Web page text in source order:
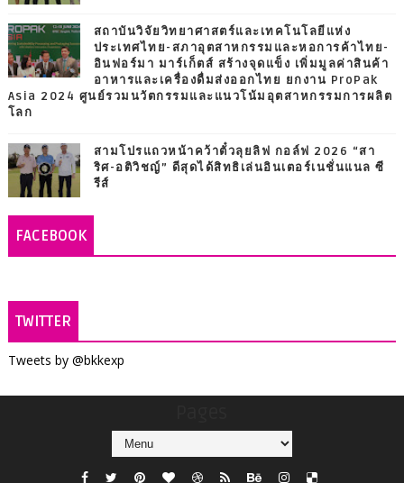
สถาบันวิจัยวิทยาศาสตร์และเทคโนโลยีแห่ง
ประเทศไทย-สภาอุตสาหกรรมและหอการค้าไทย-
อินฟอร์มา มาร์เก็ตส์ สร้างจุดแข็ง เพิ่มมูลค่าสินค้า
อาหารและเครื่องดื่มส่งออกไทย ยกงาน ProPak
Asia 2024 ศูนย์รวมนวัตกรรมและแนวโน้มอุตสาหกรรมการผลิต
โลก
สามโปรแถวหน้าคว้าตั๋วลุยลิฟ กอล์ฟ 2026 “สา
ริศ-อติวิชญ์” ดีสุดได้สิทธิเล่นอินเตอร์เนชั่นแนล ซี
รีส์
FACEBOOK
TWITTER
Tweets by @bkkexp